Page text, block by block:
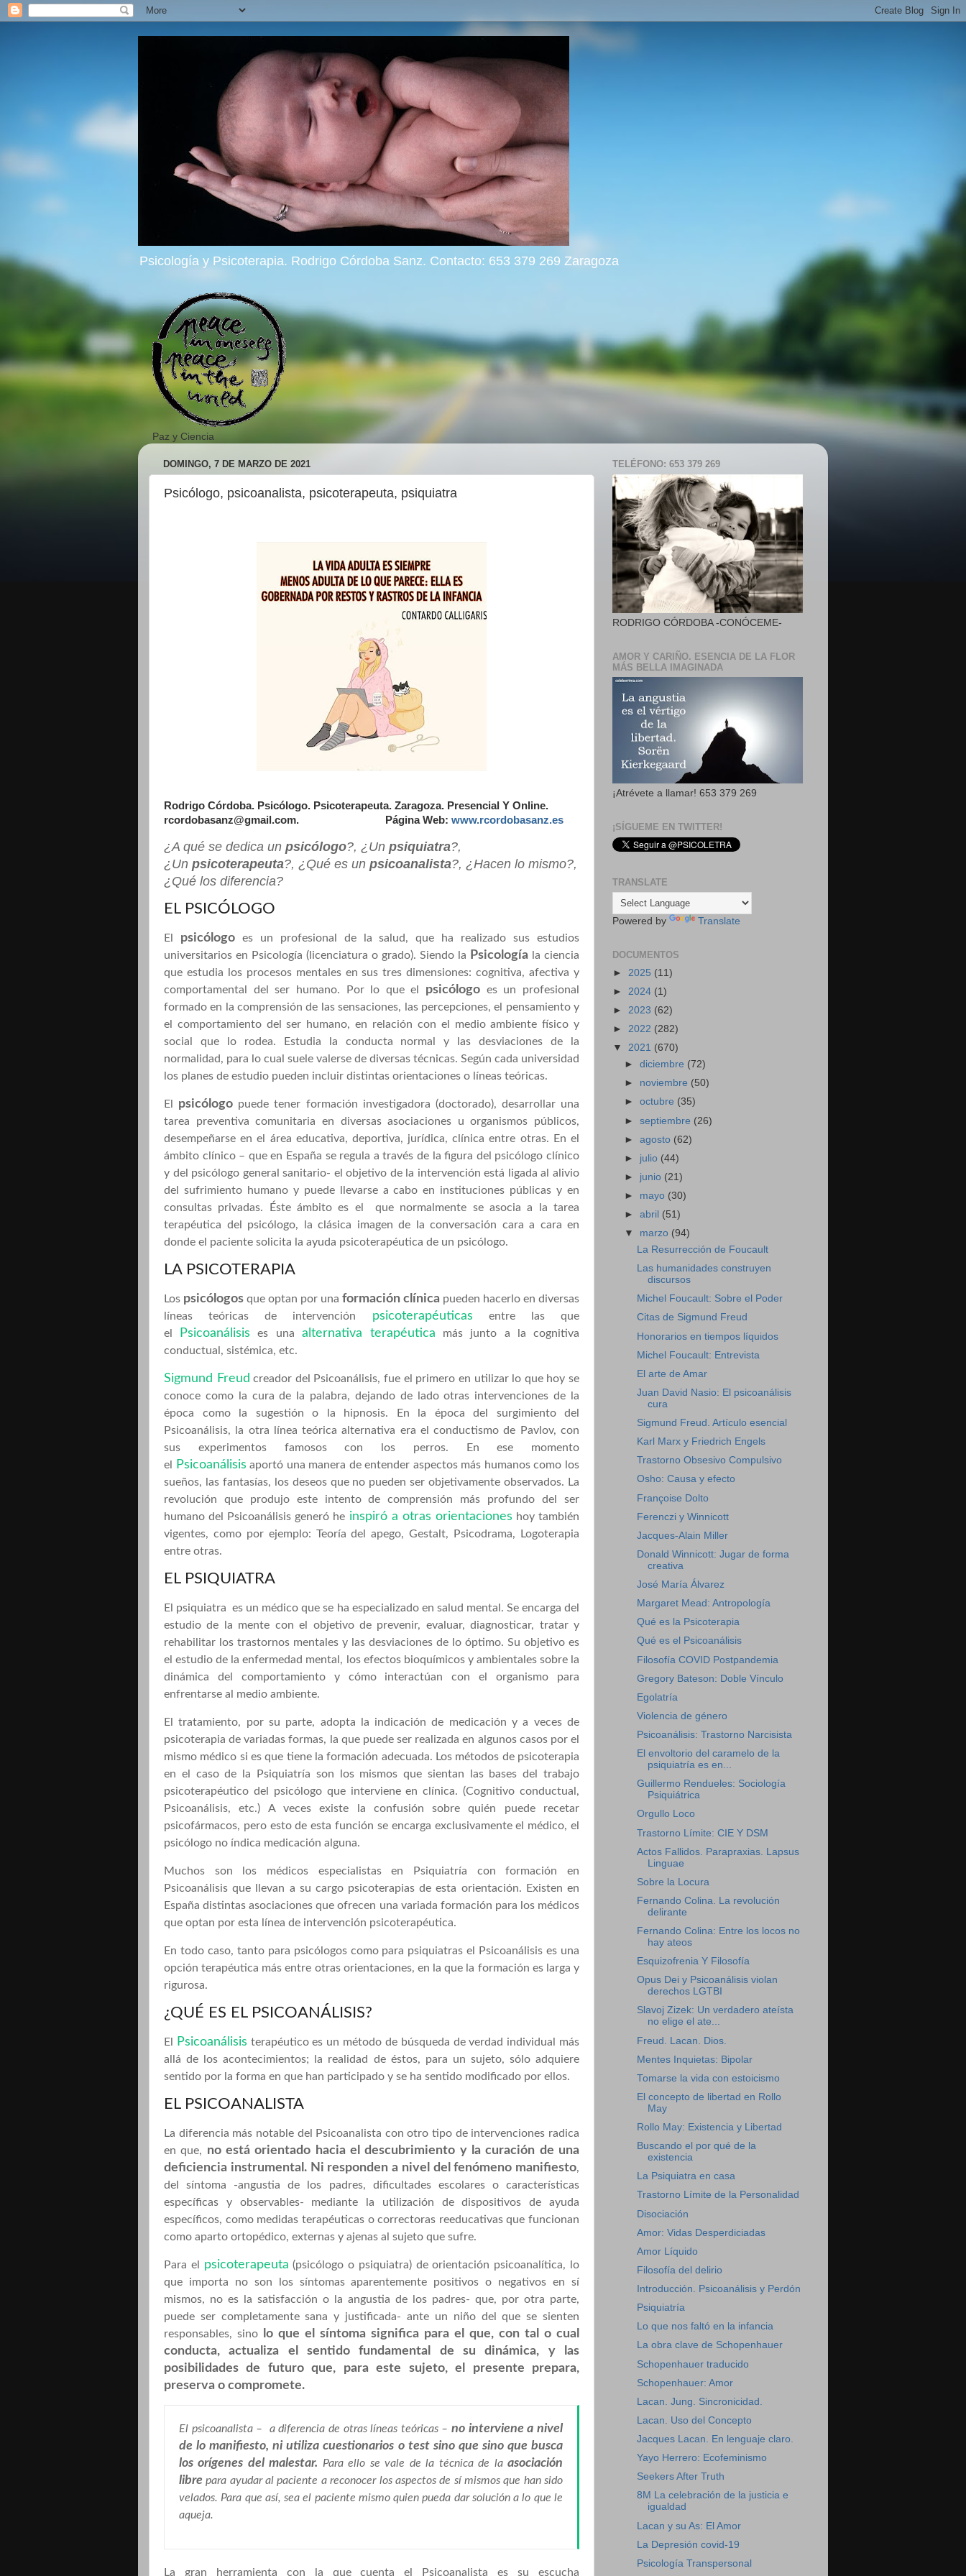
Psicología y Psicoterapia. Rodrigo Córdoba Sanz. Contacto: 653 379 269 Zaragoza
Paz y Ciencia
DOMINGO, 7 DE MARZO DE 2021
Psicólogo, psicoanalista, psicoterapeuta, psiquiatra
Rodrigo Córdoba. Psicólogo. Psicoterapeuta. Zaragoza. Presencial Y Online.
rcordobasanz@gmail.com. Página Web: www.rcordobasanz.es
¿A qué se dedica un psicólogo?, ¿Un psiquiatra?,
¿Un psicoterapeuta?, ¿Qué es un psicoanalista?, ¿Hacen lo mismo?,
¿Qué los diferencia?
EL PSICÓLOGO
El psicólogoes un profesional de la salud, que ha realizado sus estudios
universitarios en Psicología (licenciatura o grado). Siendo la
Psicología la ciencia
que estudia los procesos mentales en sus tres dimensiones: cognitiva, afectiva y
comportamental del ser humano. Por lo que el psicólogo es un profesional
formado en la comprensión de las sensaciones, las percepciones, el pensamiento y
el comportamiento del ser humano, en relación con el medio ambiente físico y
social que lo rodea. Estudia la conducta normal y las desviaciones de la
normalidad, para lo cual suele valerse de diversas técnicas. Según cada universidad
los planes de estudio pueden incluir distintas orientaciones o líneas teóricas.
El psicólogo puede tener formación investigadora (doctorado), desarrollar una
tarea preventiva comunitaria en diversas asociaciones u organismos públicos,
desempeñarse en el área educativa, deportiva, jurídica, clínica entre otras. En el
ámbito clínico – que en España se regula a través de la figura del psicólogo clínico
y del psicólogo general sanitario- el objetivo de la intervención está ligada al alivio
del sufrimiento humano y puede llevarse a cabo en instituciones públicas y en
consultas privadas. Éste ámbito es el que normalmente se asocia a la tarea
terapéutica del psicólogo, la clásica imagen de la conversación cara a cara en
donde el paciente solicita la ayuda psicoterapéutica de un psicólogo.
LA PSICOTERAPIA
Los psicólogos que optan por una formación clínica pueden hacerlo en diversas
líneas teóricas de intervención psicoterapéuticas entre las que
el
Psicoanálisis es una alternativa terapéutica más junto a la cognitiva
conductual, sistémica, etc.
Sigmund Freud creador del Psicoanálisis, fue el primero en utilizar lo que hoy se
conoce como la cura de la palabra, dejando de lado otras intervenciones de la
época como la sugestión o la hipnosis. En la época del surgimiento del
Psicoanálisis, la otra línea teórica alternativa era el conductismo de Pavlov, con
sus experimentos famosos con los perros. En ese momento
el
Psicoanálisis aportó una manera de entender aspectos más humanos como los
sueños, las fantasías, los deseos que no pueden ser objetivamente observados. La
revolución que produjo este intento de comprensión más profundo del ser
humano del Psicoanálisis generó he inspiró a otras orientaciones hoy también
vigentes, como por ejemplo: Teoría del apego, Gestalt, Psicodrama, Logoterapia
entre otras.
EL PSIQUIATRA
El psiquiatra es un médico que se ha especializado en salud mental. Se encarga del
estudio de la mente con el objetivo de prevenir, evaluar, diagnosticar, tratar y
rehabilitar los trastornos mentales y las desviaciones de lo óptimo. Su objetivo es
el estudio de la enfermedad mental, los efectos bioquímicos y ambientales sobre la
dinámica del comportamiento y cómo interactúan con el organismo para
enfrentarse al medio ambiente.
El tratamiento, por su parte, adopta la indicación de medicación y a veces de
psicoterapia de variadas formas, la que puede ser realizada en algunos casos por el
mismo médico si es que tiene la formación adecuada. Los métodos de psicoterapia
en el caso de la Psiquiatría son los mismos que sientan las bases del trabajo
psicoterapéutico del psicólogo que interviene en clínica. (Cognitivo conductual,
Psicoanálisis, etc.) A veces existe la confusión sobre quién puede recetar
psicofármacos, pero esto de esta función se encarga exclusivamente el médico, el
psicólogo no índica medicación alguna.
Muchos son los médicos especialistas en Psiquiatría con formación en
Psicoanálisis que llevan a su cargo psicoterapias de esta orientación. Existen en
España distintas asociaciones que ofrecen una variada formación para los médicos
que optan por esta línea de intervención psicoterapéutica.
En todo caso, tanto para psicólogos como para psiquiatras el Psicoanálisis es una
opción terapéutica más entre otras orientaciones, en la que la formación es larga y
rigurosa.
¿QUÉ ES EL PSICOANÁLISIS?
El Psicoanálisis terapéutico es un método de búsqueda de verdad individual más
allá de los acontecimientos; la realidad de éstos, para un sujeto, sólo adquiere
sentido por la forma en que han participado y se ha sentido modificado por ellos.
EL PSICOANALISTA
La diferencia más notable del Psicoanalista con otro tipo de intervenciones radica
en que, no está orientado hacia el descubrimiento y la curación de una
deficiencia instrumental. Ni responden a nivel del fenómeno manifiesto,
del síntoma -angustia de los padres, dificultades escolares o características
específicas y observables- mediante la utilización de dispositivos de ayuda
específicos, como medidas terapéuticas o correctoras reeducativas que funcionan
como aparto ortopédico, externas y ajenas al sujeto que sufre.
Para el psicoterapeuta (psicólogo o psiquiatra) de orientación psicoanalítica, lo
que importa no son los síntomas aparentemente positivos o negativos en sí
mismos, no es la satisfacción o la angustia de los padres- que, por otra parte,
puede ser completamente sana y justificada- ante un niño del que se sienten
responsables, sino lo que el síntoma significa para el que, con tal o cual
conducta, actualiza el sentido fundamental de su dinámica, y las
posibilidades de futuro que, para este sujeto, el presente prepara,
preserva o compromete.
El psicoanalista – a diferencia de otras líneas teóricas –no interviene a nivel
de lo manifiesto, ni utiliza cuestionarios o test sino que sino que busca
los orígenes del malestar. Para ello se vale de la técnica de laasociación
libre para ayudar al paciente a reconocer los aspectos de sí mismos que han sido
velados. Para que así, sea el paciente mismo quien pueda dar solución a lo que le
aqueja.
La gran herramienta con la que cuenta el Psicoanalista es su escucha
TELÉFONO: 653 379 269
RODRIGO CÓRDOBA -CONÓCEME-
AMOR Y CARIÑO. ESENCIA DE LA FLOR
MÁS BELLA IMAGINADA
¡Atrévete a llamar! 653 379 269
¡SÍGUEME EN TWITTER!
TRANSLATE
Powered by Translate
DOCUMENTOS
► 2025 (11)
► 2024 (1)
► 2023 (62)
► 2022 (282)
▼ 2021 (670)
►diciembre (72)
► noviembre (50)
►octubre (35)
►septiembre (26)
►agosto (62)
► julio (44)
► junio (21)
► mayo (30)
►abril (51)
▼ marzo (94)
La Resurrección de Foucault
Las humanidades construyen
discursos
Michel Foucault: Sobre el Poder
Citas de Sigmund Freud
Honorarios en tiempos líquidos
Michel Foucault: Entrevista
El arte de Amar
Juan David Nasio: El psicoanálisis
cura
Sigmund Freud. Artículo esencial
Karl Marx y Friedrich Engels
Trastorno Obsesivo Compulsivo
Osho: Causa y efecto
Françoise Dolto
Ferenczi y Winnicott
Jacques-Alain Miller
Donald Winnicott: Jugar de forma
creativa
José María Álvarez
Margaret Mead: Antropología
Qué es la Psicoterapia
Qué es el Psicoanálisis
Filosofía COVID Postpandemia
Gregory Bateson: Doble Vínculo
Egolatría
Violencia de género
Psicoanálisis: Trastorno Narcisista
El envoltorio del caramelo de la
psiquiatría es en...
Guillermo Rendueles: Sociología
Psiquiátrica
Orgullo Loco
Trastorno Límite: CIE Y DSM
Actos Fallidos. Parapraxias. Lapsus
Linguae
Sobre la Locura
Fernando Colina. La revolución
delirante
Fernando Colina: Entre los locos no
hay ateos
Esquizofrenia Y Filosofía
Opus Dei y Psicoanálisis violan
derechos LGTBI
Slavoj Zizek: Un verdadero ateísta
no elige el ate...
Freud. Lacan. Dios.
Mentes Inquietas: Bipolar
Tomarse la vida con estoicismo
El concepto de libertad en Rollo
May
Rollo May: Existencia y Libertad
Buscando el por qué de la
existencia
La Psiquiatra en casa
Trastorno Límite de la Personalidad
Disociación
Amor: Vidas Desperdiciadas
Amor Líquido
Filosofía del delirio
Introducción. Psicoanálisis y Perdón
Psiquiatría
Lo que nos faltó en la infancia
La obra clave de Schopenhauer
Schopenhauer traducido
Schopenhauer: Amor
Lacan. Jung. Sincronicidad.
Lacan. Uso del Concepto
Jacques Lacan. En lenguaje claro.
Yayo Herrero: Ecofeminismo
Seekers After Truth
8M La celebración de la justicia e
igualdad
Lacan y su As: El Amor
La Depresión covid-19
Psicología Transpersonal